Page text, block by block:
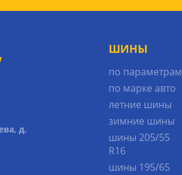
д.
ШИНЫ
по параметрам
по марке авто
летние шины
зимние шины
шины 205/55
R16
шины 195/65